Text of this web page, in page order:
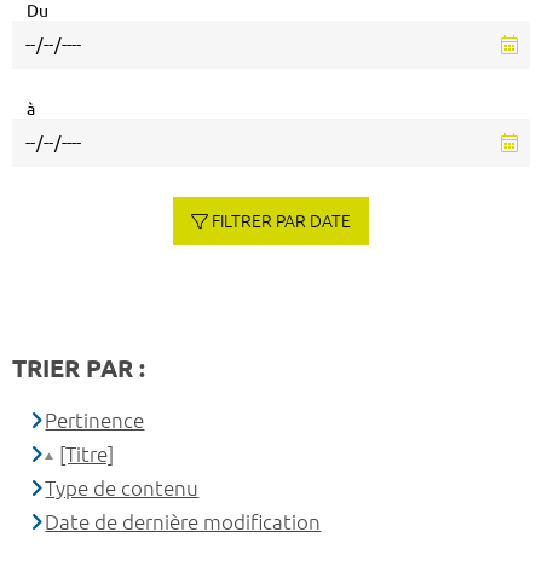
Du
à
FILTRER PAR DATE
TRIER PAR :
Pertinence
[Titre]
Type de contenu
Date de dernière modification